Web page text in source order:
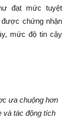
đạt mức tuyệt
chứng nhận
mức độ tin cậy
ưa chuộng hơn
và tác động tích